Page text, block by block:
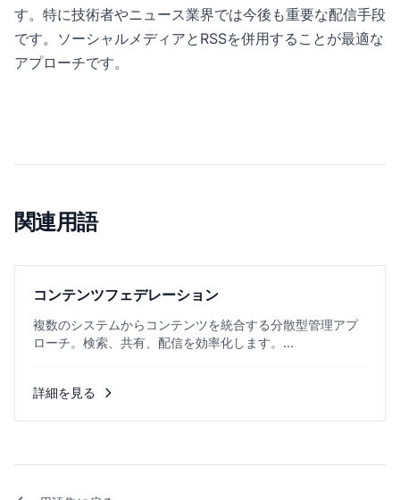
す。特に技術者やニュース業界では今後も重要な配信手段
です。ソーシャルメディアとRSSを併用することが最適な
アプローチです。
関連用語
コンテンツフェデレーション
複数のシステムからコンテンツを統合する分散型管理アプ
ローチ。検索、共有、配信を効率化します。...
詳細を見る